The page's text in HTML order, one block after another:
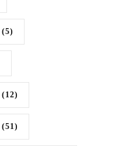
(5)
(12)
(51)